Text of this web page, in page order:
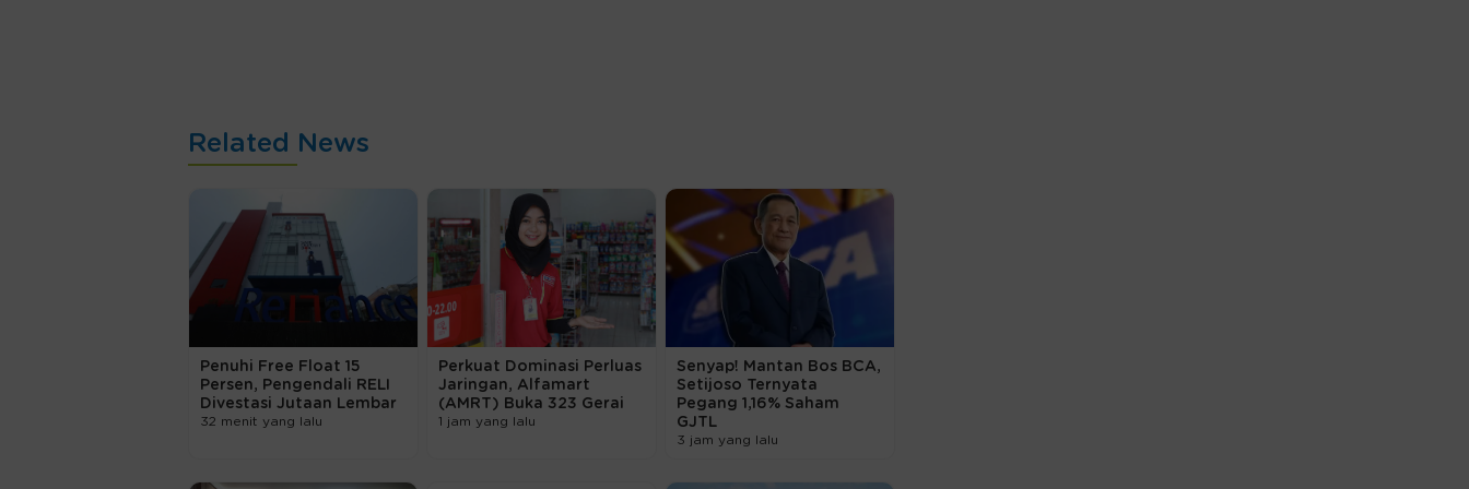
Related News
Penuhi Free Float 15
Persen, Pengendali RELI
Divestasi Jutaan Lembar
32 menit yang lalu
Perkuat Dominasi Perluas
Jaringan, Alfamart
(AMRT) Buka 323 Gerai
1 jam yang lalu
Senyap! Mantan Bos BCA,
Setijoso Ternyata
Pegang 1,16% Saham
GJTL
3 jam yang lalu